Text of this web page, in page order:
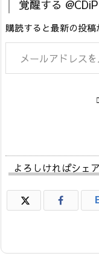
覚醒する
購読すると最新の投稿
メールアドレスを入力...

よろしければシェ